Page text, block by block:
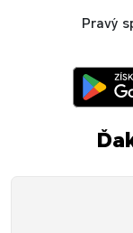
Pravý